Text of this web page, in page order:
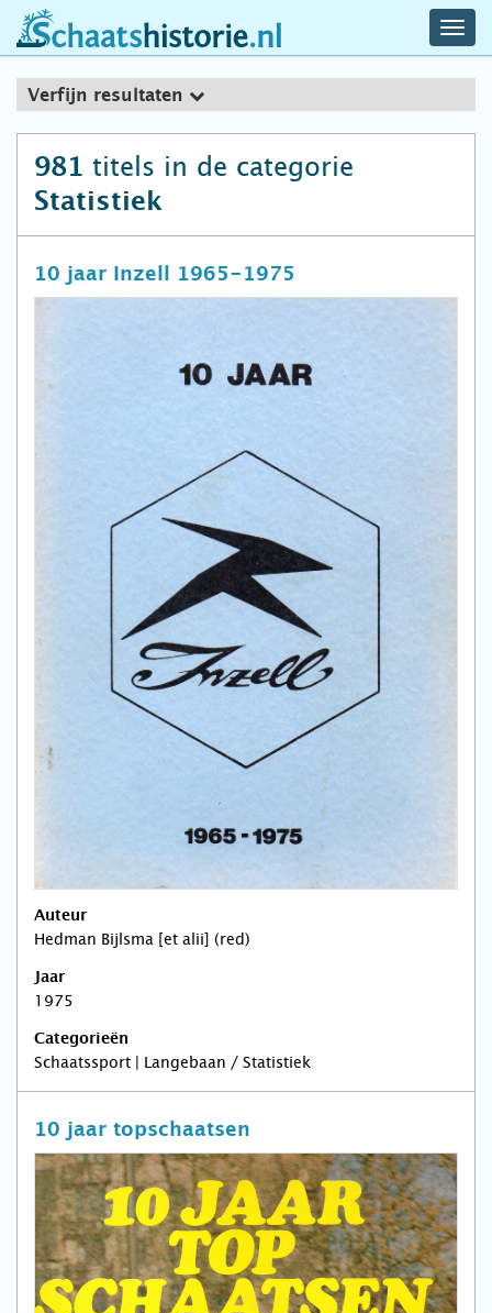
schaatshistorie.nl
Verfijn resultaten
981 titels in de categorie
Statistiek
10 jaar Inzell 1965-1975
Auteur
Hedman Bijlsma [et alii] (red)
Jaar
1975
Categorieën
Schaatssport | Langebaan / Statistiek
10 jaar topschaatsen